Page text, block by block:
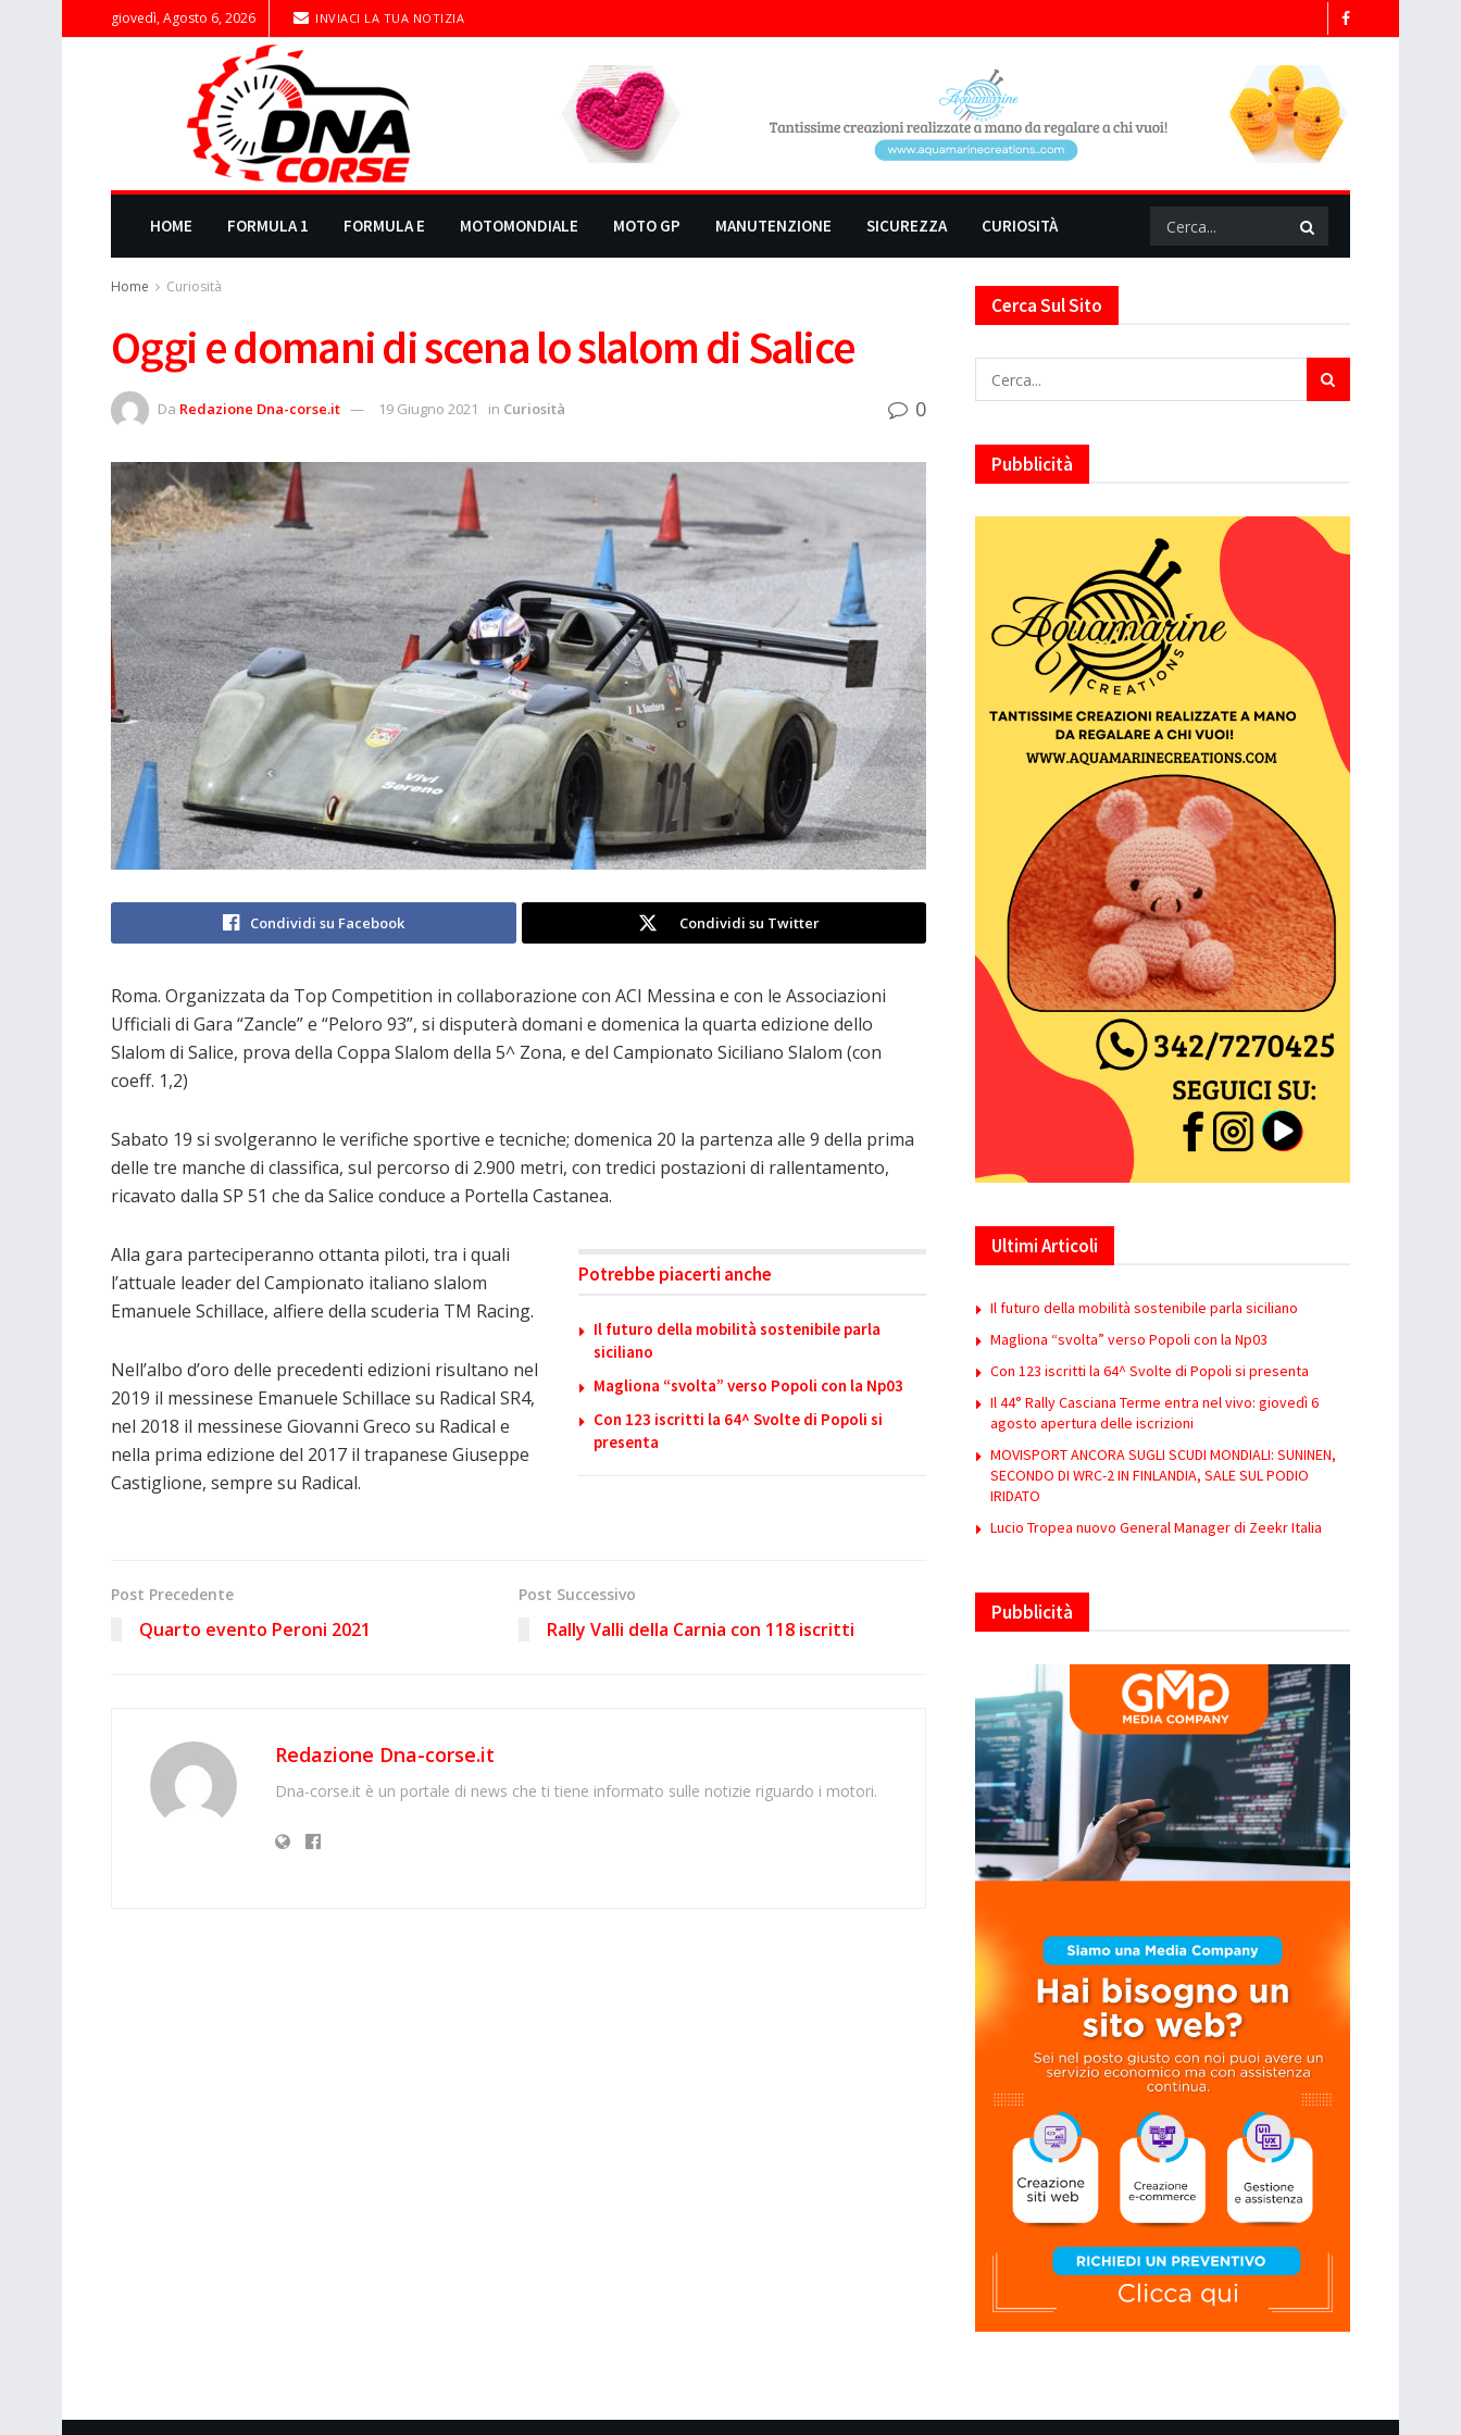
giovedì, Agosto 6, 2026 INVIACI LA TUA NOTIZIA
HOME FORMULA 1 FORMULA E MOTOMONDIALE MOTO GP MANUTENZIONE SICUREZZA CURIOSITÀ
Home Curiosità
Oggi e domani di scena lo slalom di Salice
Da Redazione Dna-corse.it 19 Giugno 2021 in Curiosità 0
Condividi su Facebook Condividi su Twitter
Roma. Organizzata da Top Competition in collaborazione con ACI Messina e con le Associazioni
Ufficiali di Gara “Zancle” e “Peloro 93”, si disputerà domani e domenica la quarta edizione dello
Slalom di Salice, prova della Coppa Slalom della 5^ Zona, e del Campionato Siciliano Slalom (con
coeff. 1,2)
Sabato 19 si svolgeranno le verifiche sportive e tecniche; domenica 20 la partenza alle 9 della prima
delle tre manche di classifica, sul percorso di 2.900 metri, con tredici postazioni di rallentamento,
ricavato dalla SP 51 che da Salice conduce a Portella Castanea.
Potrebbe piacerti anche
Il futuro della mobilità sostenibile parla
siciliano
Magliona “svolta” verso Popoli con la Np03
Con 123 iscritti la 64^ Svolte di Popoli si
presenta
Alla gara parteciperanno ottanta piloti, tra i quali
l’attuale leader del Campionato italiano slalom
Emanuele Schillace, alfiere della scuderia TM Racing.
Nell’albo d’oro delle precedenti edizioni risultano nel
2019 il messinese Emanuele Schillace su Radical SR4,
nel 2018 il messinese Giovanni Greco su Radical e
nella prima edizione del 2017 il trapanese Giuseppe
Castiglione, sempre su Radical.
Post Precedente
Quarto evento Peroni 2021
Post Successivo
Rally Valli della Carnia con 118 iscritti
Redazione Dna-corse.it
Dna-corse.it è un portale di news che ti tiene informato sulle notizie riguardo i motori.
Cerca Sul Sito
Pubblicità
Ultimi Articoli
Il futuro della mobilità sostenibile parla siciliano
Magliona “svolta” verso Popoli con la Np03
Con 123 iscritti la 64^ Svolte di Popoli si presenta
Il 44° Rally Casciana Terme entra nel vivo: giovedì 6
agosto apertura delle iscrizioni
MOVISPORT ANCORA SUGLI SCUDI MONDIALI: SUNINEN,
SECONDO DI WRC-2 IN FINLANDIA, SALE SUL PODIO
IRIDATO
Lucio Tropea nuovo General Manager di Zeekr Italia
Pubblicità